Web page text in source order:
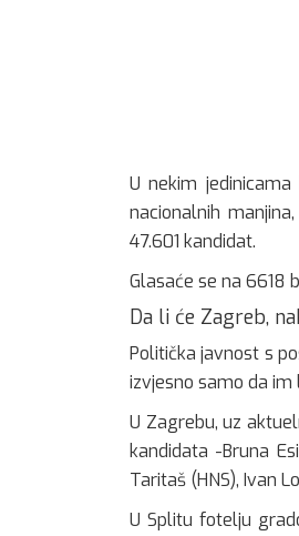
U nekim
nacionalnih
47.601 kandidat.
Glasaće se na 6618
Da li će Zagreb,
Politička javnost s
izvjesno samo da im
U Zagrebu, uz
kandidata -Bruna
Taritaš (HNS), Ivan
U Splitu fotelju